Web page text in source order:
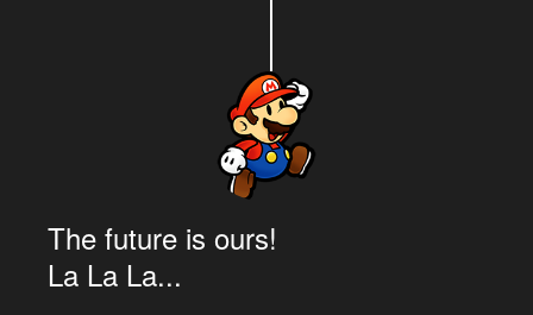
The future is ours!
La La La...